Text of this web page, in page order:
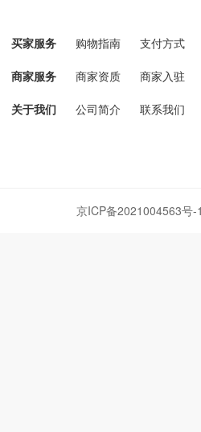
买家服务 购物指南 支付方式
商家服务 商家资质 商家入驻
关于我们 公司简介 联系我们
京ICP备2021004563号-